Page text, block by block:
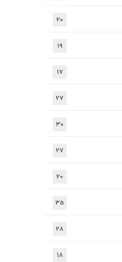
20
19
17
27
30
27
20
35
28
18